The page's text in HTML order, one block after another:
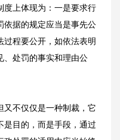
度上体现为：一是要求行
依据的规定应当是事先公
程要公开，如依法表明
、处罚的事实和理由公
又不仅仅是一种制裁，它
是目的，而是手段，通过